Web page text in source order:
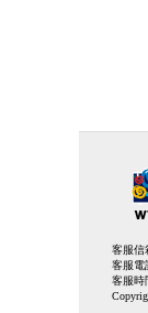
客服信
客服電
客服時